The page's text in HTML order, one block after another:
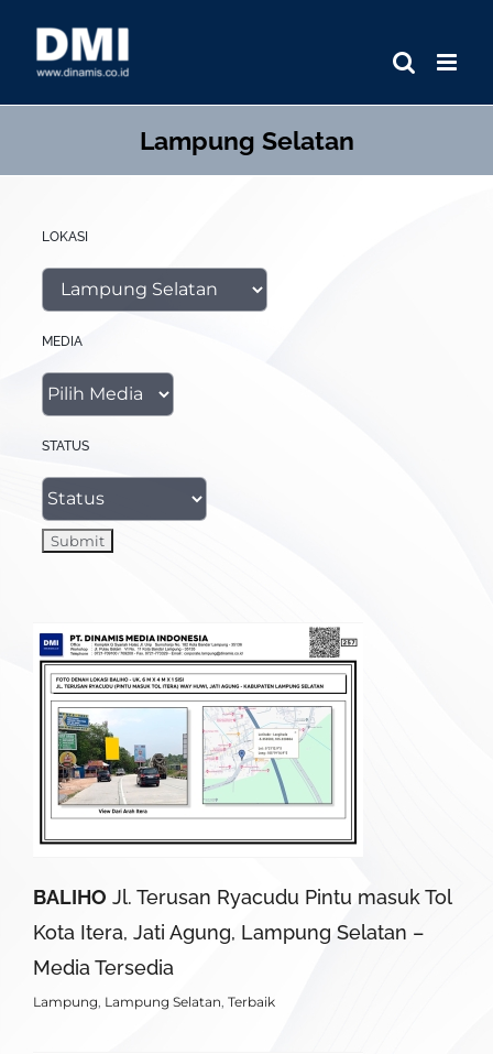
Lampung Selatan
BALIHO Jl. Terusan Ryacudu Pintu masuk Tol
Kota Itera, Jati Agung, Lampung Selatan –
Media Tersedia
Lampung Lampung Selatan Terbaik
LOKASI
MEDIA
STATUS